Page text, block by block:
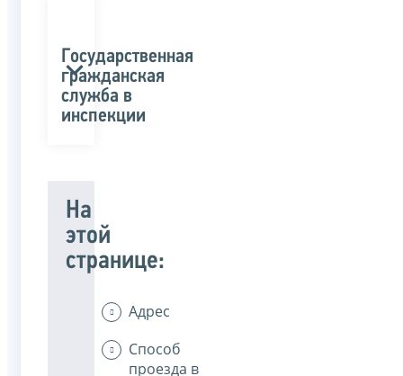
Государственная
гражданская
служба в
инспекции
На
этой
странице:
Адрес
Способ
проезда в